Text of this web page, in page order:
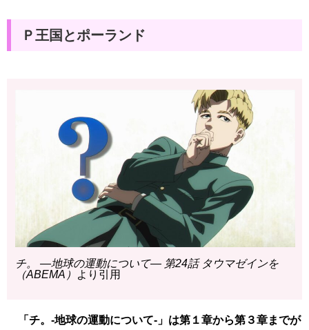
Ｐ王国とポーランド
チ。 ―地球の運動について― 第24話 タウマゼインを
（ABEMA）
より引用
「チ。-地球の運動について-」は第１章から第３章までが